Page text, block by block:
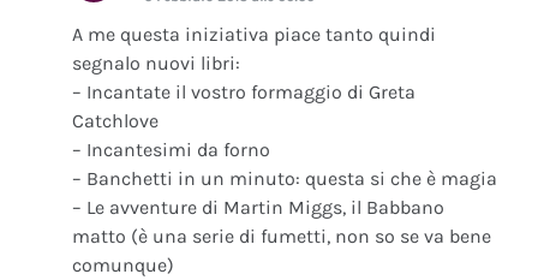
A me questa iniziativa piace tanto quindi
segnalo nuovi libri:
– Incantate il vostro formaggio di Greta
Catchlove
– Incantesimi da forno
– Banchetti in un minuto: questa si che è magia
– Le avventure di Martin Miggs, il Babbano
matto (è una serie di fumetti, non so se va bene
comunque)